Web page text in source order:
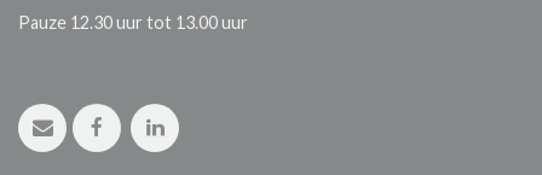
Pauze 12.30 uur tot 13.00 uur